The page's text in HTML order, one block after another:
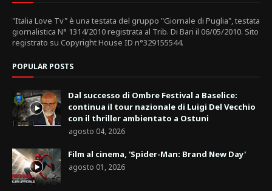
"Italia Love Tv" è una testata del gruppo "Giornale di Puglia", testata
giornalistica N° 1314/2010 registrata al Trib. Di Bari il 06/05/2010. Sito
registrato su Copyright House ID n°329155544.
POPULAR POSTS
Dal successo di Ombre Festival a Baselice:
continua il tour nazionale di Luigi Del Vecchio
con il thriller ambientato a Ostuni
agosto 04, 2026
Film al cinema, 'Spider-Man: Brand New Day'
agosto 01, 2026